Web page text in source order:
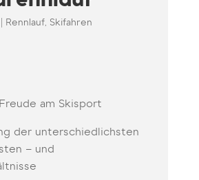
Rennlauf, Skifahren
am Skisport
der unterschiedlichsten
– und